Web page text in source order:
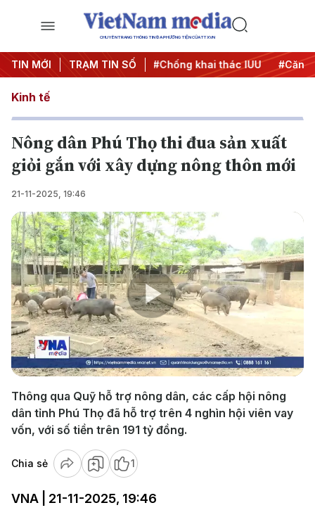
CHUYÊN TRANG THÔNG TIN ĐA PHƯƠNG TIỆN CỦA TTXVN
TIN MỚI TRẠM TIN SỐ
dịch 500 ngày đêm #Chống khai thác IUU #Căng
Kinh tế
Nông dân Phú Thọ thi đua sản xuất
giỏi gắn với xây dựng nông thôn mới
21-11-2025, 19:46
Play
Video
Thông qua Quỹ hỗ trợ nông dân, các cấp hội nông
dân tỉnh Phú Thọ đã hỗ trợ trên 4 nghìn hội viên vay
vốn, với số tiền trên 191 tỷ đồng.
Chia sẻ 1
VNA | 21-11-2025, 19:46